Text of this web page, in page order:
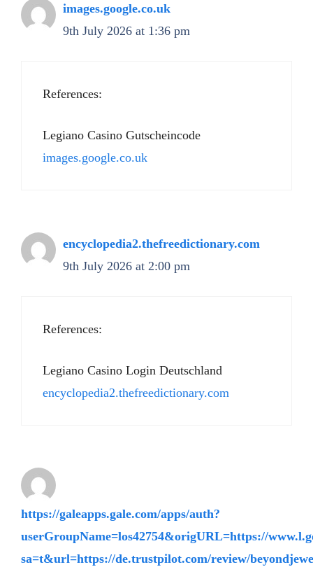
images.google.co.uk
9th July 2026 at 1:36 pm
References:
Legiano Casino Gutscheincode
images.google.co.uk
encyclopedia2.thefreedictionary.com
9th July 2026 at 2:00 pm
References:
Legiano Casino Login Deutschland
encyclopedia2.thefreedictionary.com
https://galeapps.gale.com/apps/auth?
userGroupName=los42754&origURL=https://
sa=t&url=https://de.trustpilot.com/review/